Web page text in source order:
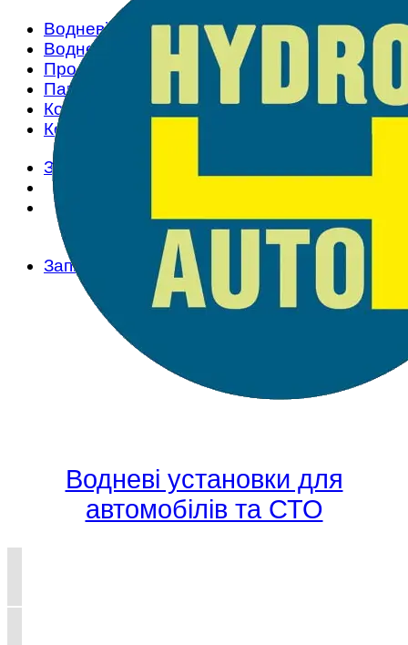
Водневі установки
Водневі системи
Про нас
Партнери
Корисне
Контакти
Запит
Запит
Водневі установки для
автомобілів та СТО